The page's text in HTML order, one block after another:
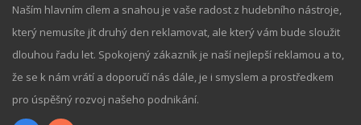
Naším hlavním cílem a snahou je vaše radost z hudebního nástroje,
který nemusíte jít druhý den reklamovat, ale který vám bude sloužit
dlouhou řadu let. Spokojený zákazník je naší nejlepší reklamou a to,
že se k nám vrátí a doporučí nás dále, je i smyslem a prostředkem
pro úspěšný rozvoj našeho podnikání.